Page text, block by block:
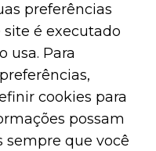
preferências
site é executado
usa. Para
cookies para
possam
sempre que você